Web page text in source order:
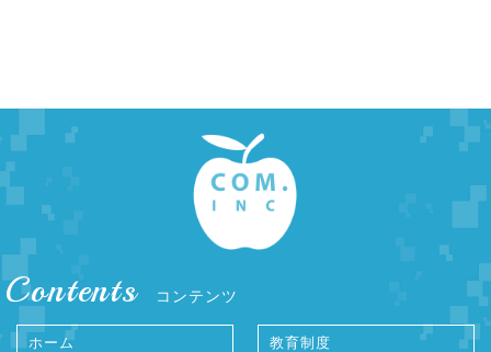
Contents コンテンツ
ホーム 教育制度